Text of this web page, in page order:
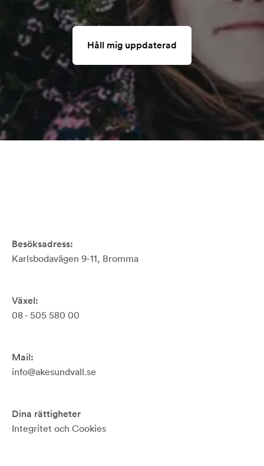
Håll mig uppdaterad
Besöksadress:
Karlsbodavägen 9-11, Bromma
Växel:
08 - 505 580 00
Mail:
info@akesundvall.se
Dina rättigheter
Integritet och Cookies